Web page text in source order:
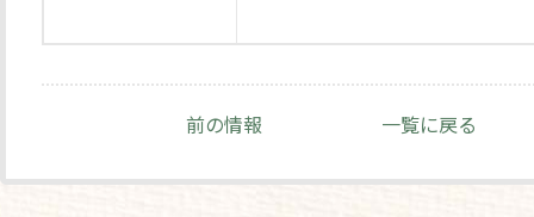
前の情報 一覧に戻る